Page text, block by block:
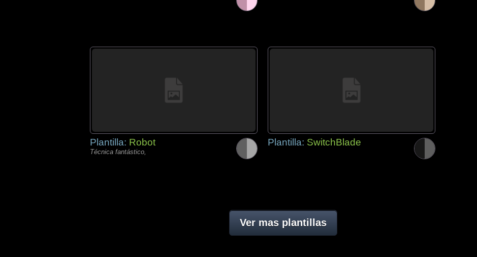
Plantilla: Robot
Técnica fantástico,
Plantilla: SwitchBlade
Ver mas plantillas